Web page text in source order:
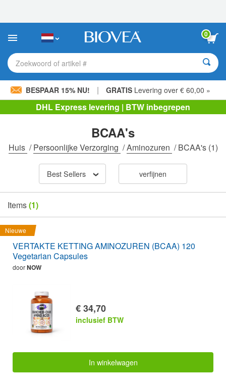
Deze
bevat
toegankelijkheidssysteem.
0
Zoekwoord of artikel #
BESPAAR 15% NU! | GRATIS Levering over € 60,00 »
DHL Express levering | BTW inbegrepen
BCAA's
Huis /Persoonlijke Verzorging /Aminozuren /BCAA's(1)
Best Sellers verfijnen
Items(1)
Nieuwe
VERTAKTE KETTING AMINOZUREN (BCAA) 120
Vegetarian Capsules
doorNOW
€ 34,70
inclusief BTW
In winkelwagen